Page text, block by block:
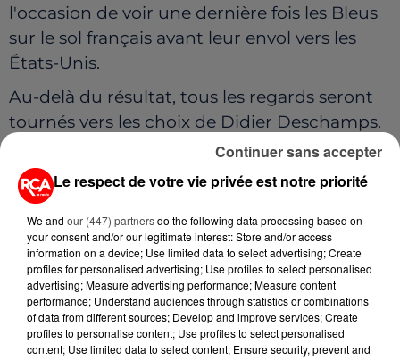
l'occasion de voir une dernière fois les Bleus
sur le sol français avant leur envol vers les
États-Unis.
Au-delà du résultat, tous les regards seront
tournés vers les choix de Didier Deschamps.
Car ce jeudi soir, à Nantes, certains joueurs
jouent peut-être leur place dans l'équipe qui
débutera le Mondial.
Le respect de votre vie privée est notre priorité
We and our (447) partnersdo the following data processing based on
your consent and/or our legitimate interest: Store and/or access
information on a device; Use limited data to select advertising; Create
profiles for personalised advertising; Use profiles to select personalised
advertising; Measure advertising performance; Measure content
performance; Understand audiences through statistics or combinations
of data from different sources; Develop and improve services; Create
profiles to personalise content; Use profiles to select personalised
content; Use limited data to select content; Ensure security, prevent and
Continuer sans accepter